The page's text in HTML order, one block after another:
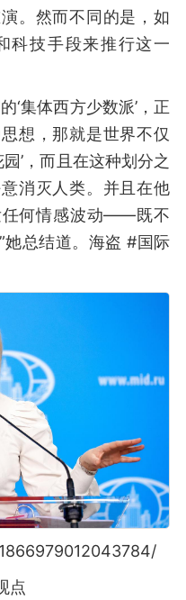
。然而不同的是，如
科技手段来推行这一
‘集体西方少数派’，正
想，那就是世界不仅
园’，而且在这种划分之
消灭人类。并且在他
任何情感波动——既不
她总结道。海盗 #国际
点